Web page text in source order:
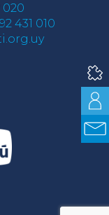
020
431 010